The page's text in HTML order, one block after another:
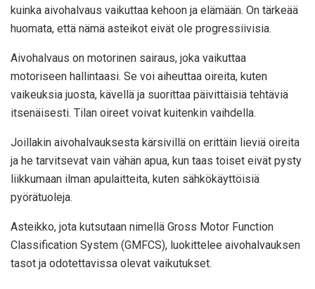
kuinka aivohalvaus vaikuttaa kehoon ja elämään. On tärkeää
huomata, että nämä asteikot eivät ole progressiivisia.
Aivohalvaus on motorinen sairaus, joka vaikuttaa
motoriseen hallintaasi. Se voi aiheuttaa oireita, kuten
vaikeuksia juosta, kävellä ja suorittaa päivittäisiä tehtäviä
itsenäisesti. Tilan oireet voivat kuitenkin vaihdella.
Joillakin aivohalvauksesta kärsivillä on erittäin lieviä oireita
ja he tarvitsevat vain vähän apua, kun taas toiset eivät pysty
liikkumaan ilman apulaitteita, kuten sähkökäyttöisiä
pyörätuoleja.
Asteikko, jota kutsutaan nimellä Gross Motor Function
Classification System (GMFCS), luokittelee aivohalvauksen
tasot ja odotettavissa olevat vaikutukset.